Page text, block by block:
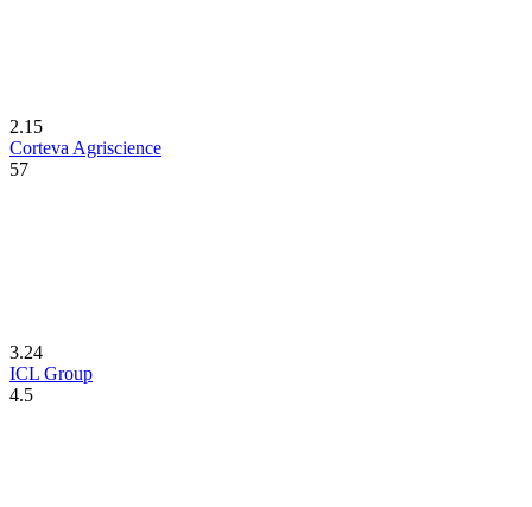
2.15
Corteva Agriscience
57
3.24
ICL Group
4.5